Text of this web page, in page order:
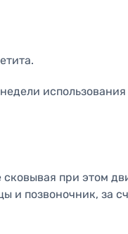
использования
сковывая при этом
и позвоночник, за